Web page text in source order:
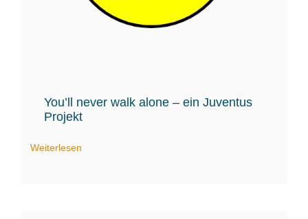
You’ll never walk alone – ein Juventus
Projekt
Weiterlesen